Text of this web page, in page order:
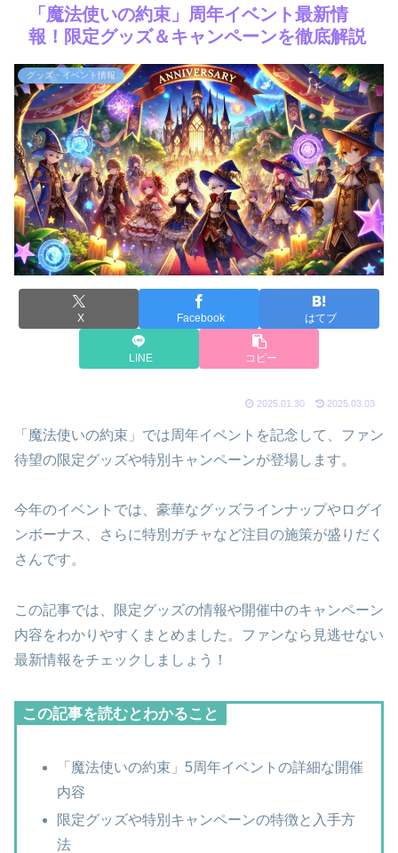
「魔法使いの約束」周年イベント最新情
報！限定グッズ＆キャンペーンを徹底解説
グッズ・イベント情報
X Facebook はてブ
LINE コピー
2025.01.30 2025.03.03
「魔法使いの約束」では周年イベントを記念して、ファン
待望の限定グッズや特別キャンペーンが登場します。
今年のイベントでは、豪華なグッズラインナップやログイ
ンボーナス、さらに特別ガチャなど注目の施策が盛りだく
さんです。
この記事では、限定グッズの情報や開催中のキャンペーン
内容をわかりやすくまとめました。ファンなら見逃せない
最新情報をチェックしましょう！
この記事を読むとわかること
「魔法使いの約束」5周年イベントの詳細な開催
内容
限定グッズや特別キャンペーンの特徴と入手方
法